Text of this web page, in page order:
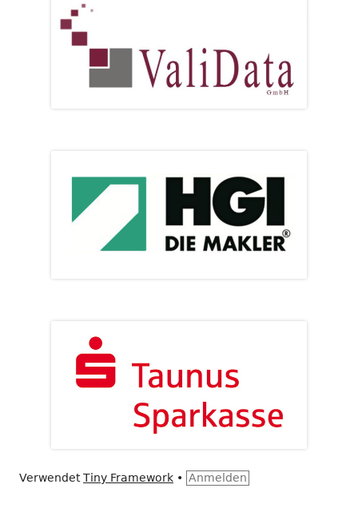
VerwendetTiny Framework • Anmelden